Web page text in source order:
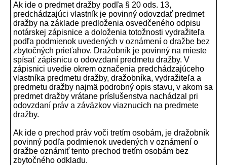
Ak ide o predmet dražby podľa § 20 ods. 13,
predchádzajúci vlastník je povinný odovzdať predmet
dražby na základe predloženia osvedčeného odpisu
notárskej zápisnice a doloženia totožnosti vydražiteľa
podľa podmienok uvedených v oznámení o dražbe bez
zbytočných prieťahov. Dražobník je povinný na mieste
spísať zápisnicu o odovzdaní predmetu dražby. V
zápisnici uvedie okrem označenia predchádzajúceho
vlastníka predmetu dražby, dražobníka, vydražiteľa a
predmetu dražby najmä podrobný opis stavu, v akom sa
predmet dražby vrátane príslušenstva nachádzal pri
odovzdaní práv a záväzkov viaznucich na predmete
dražby.
Ak ide o prechod práv voči tretím osobám, je dražobník
povinný podľa podmienok uvedených v oznámení o
dražbe oznámiť tento prechod tretím osobám bez
zbytočného odkladu.